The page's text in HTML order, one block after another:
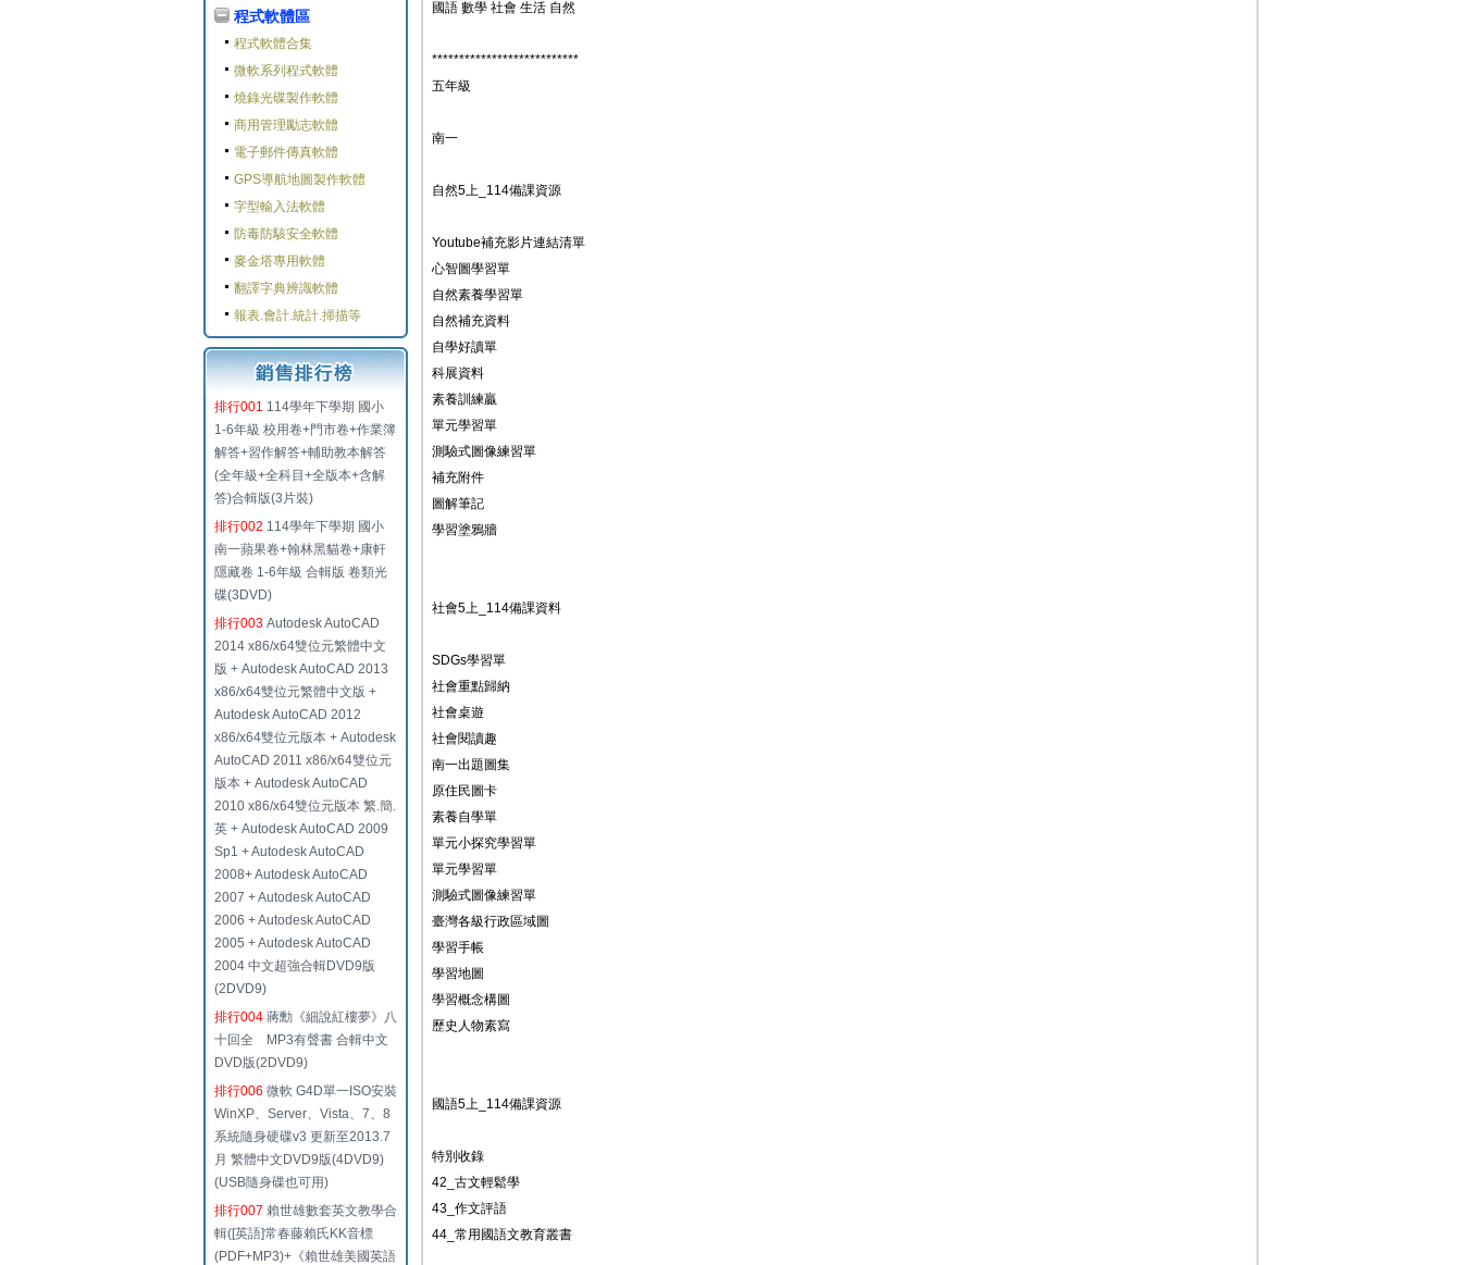
程式軟體區
程式軟體合集
微軟系列程式軟體
燒錄光碟製作軟體
商用管理勵志軟體
電子郵件傳真軟體
GPS導航地圖製作軟體
字型輸入法軟體
防毒防駭安全軟體
麥金塔專用軟體
翻譯字典辨識軟體
報表.會計.統計.掃描等
排行001 114學年下學期 國小
1-6年級 校用卷+門市卷+作業簿
解答+習作解答+輔助教本解答
(全年級+全科目+全版本+含解
答)合輯版(3片裝)
排行002 114學年下學期 國小
南一蘋果卷+翰林黑貓卷+康軒
隱藏卷 1-6年級 合輯版 卷類光
碟(3DVD)
排行003 Autodesk AutoCAD
2014 x86/x64雙位元繁體中文
版 + Autodesk AutoCAD 2013
x86/x64雙位元繁體中文版 +
Autodesk AutoCAD 2012
x86/x64雙位元版本 + Autodesk
AutoCAD 2011 x86/x64雙位元
版本 + Autodesk AutoCAD
2010 x86/x64雙位元版本 繁.簡.
英 + Autodesk AutoCAD 2009
Sp1 + Autodesk AutoCAD
2008+ Autodesk AutoCAD
2007 + Autodesk AutoCAD
2006 + Autodesk AutoCAD
2005 + Autodesk AutoCAD
2004 中文超強合輯DVD9版
(2DVD9)
排行004 蔣勳《細說紅樓夢》八
十回全 MP3有聲書 合輯中文
DVD版(2DVD9)
排行006 微軟 G4D單一ISO安裝
WinXP、Server、Vista、7、8
系統隨身硬碟v3 更新至2013.7
月 繁體中文DVD9版(4DVD9)
(USB隨身碟也可用)
排行007 賴世雄數套英文教學合
輯([英語]常春藤賴氏KK音標
(PDF+MP3)+《賴世雄美國英語
國語 數學 社會 生活 自然
***************************
五年級
南一
自然5上_114備課資源
Youtube補充影片連結清單
心智圖學習單
自然素養學習單
自然補充資料
自學好讀單
科展資料
素養訓練贏
單元學習單
測驗式圖像練習單
補充附件
圖解筆記
學習塗鴉牆
社會5上_114備課資料
SDGs學習單
社會重點歸納
社會桌遊
社會閱讀趣
南一出題圖集
原住民圖卡
素養自學單
單元小探究學習單
單元學習單
測驗式圖像練習單
臺灣各級行政區域圖
學習手帳
學習地圖
學習概念構圖
歷史人物素寫
國語5上_114備課資源
特別收錄
42_古文輕鬆學
43_作文評語
44_常用國語文教育叢書